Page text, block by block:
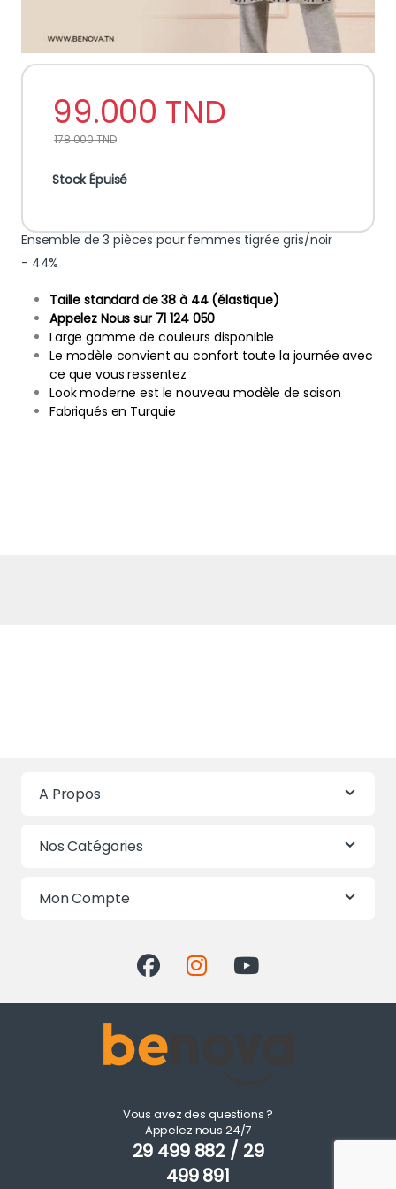
Ensemble de 3 pièces pour femmes tigrée gris/noir
- 44%
99.000 TND
178.000TND
Stock Épuisé
Taille standard de 38 à 44 (élastique)
Appelez Nous sur 71 124 050
Large gamme de couleurs disponible
Le modèle convient au confort toute la journée avec
ce que vous ressentez
Look moderne est le nouveau modèle de saison
Fabriqués en Turquie
A Propos
Nos Catégories
Mon Compte
Vous avez des questions ?
Appelez nous 24/7
29 499 882 / 29
499 891